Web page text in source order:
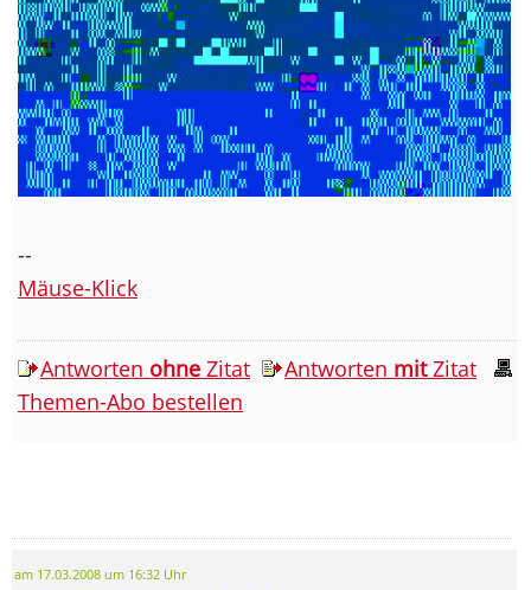
--
Mäuse-Klick
Antworten ohne Zitat Antworten mitZitat
Themen-Abo bestellen
am 17.03.2008 um 16:32 Uhr